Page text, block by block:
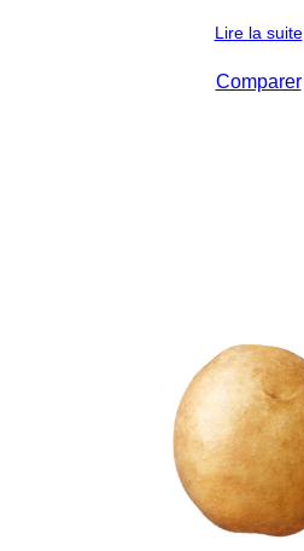
Lire la suite
Comparer